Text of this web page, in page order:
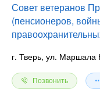
Совет ветеранов
(пенсионеров,
г. Тверь, ул. Маршала
Позвонить